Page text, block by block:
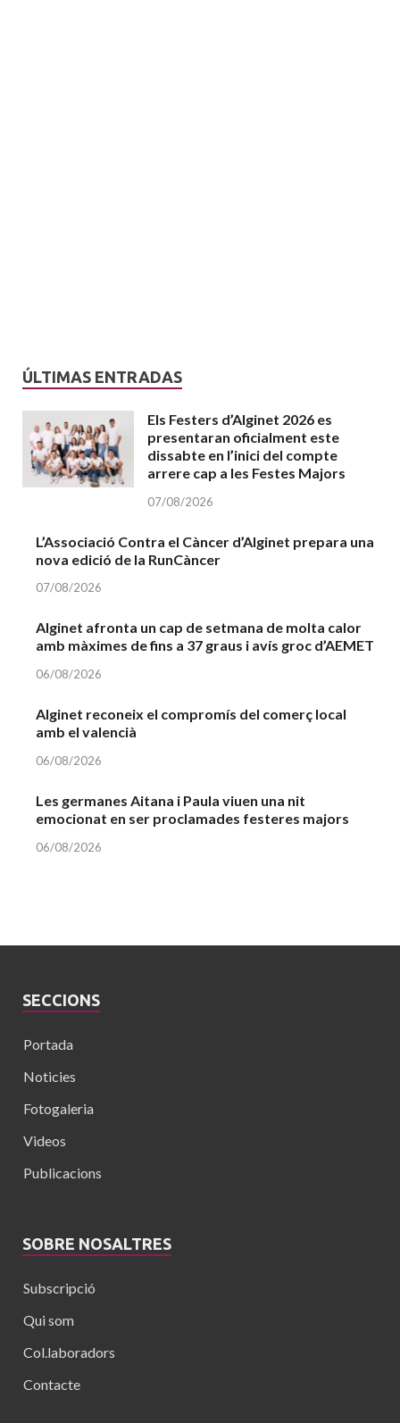
ÚLTIMAS ENTRADAS
Els Festers d’Alginet 2026 es
presentaran oficialment este
dissabte en l’inici del compte
arrere cap a les Festes Majors
07/08/2026
L’Associació Contra el Càncer d’Alginet prepara una
nova edició de la RunCàncer
07/08/2026
Alginet afronta un cap de setmana de molta calor
amb màximes de fins a 37 graus i avís groc d’AEMET
06/08/2026
Alginet reconeix el compromís del comerç local
amb el valencià
06/08/2026
Les germanes Aitana i Paula viuen una nit
emocionat en ser proclamades festeres majors
06/08/2026
SECCIONS
Portada
Noticies
Fotogaleria
Videos
Publicacions
SOBRE NOSALTRES
Subscripció
Qui som
Col.laboradors
Contacte